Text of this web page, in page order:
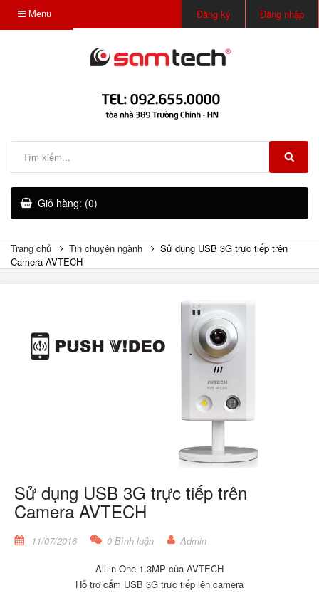
Menu Đăng ký Đăng nhập
Giỏ hàng: (0)
Trang chủ Tin chuyên ngành
Sử dụng USB 3G trực tiếp trên
Camera AVTECH
Sử dụng USB 3G trực tiếp trên
Camera AVTECH
11/07/2016 0 Bình luận Admin
All-in-One 1.3MP của AVTECH
Hỗ trợ cắm USB 3G trực tiếp lên camera